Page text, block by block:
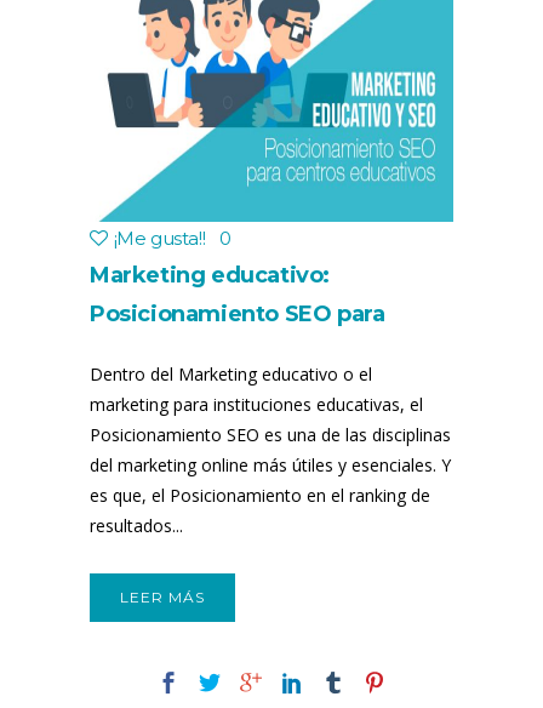
¡Me gusta!! 0
Marketing educativo:
Posicionamiento SEO para
Dentro del Marketing educativo o el
marketing para instituciones educativas, el
Posicionamiento SEO es una de las disciplinas
del marketing online más útiles y esenciales. Y
es que, el Posicionamiento en el ranking de
resultados...
LEER MÁS